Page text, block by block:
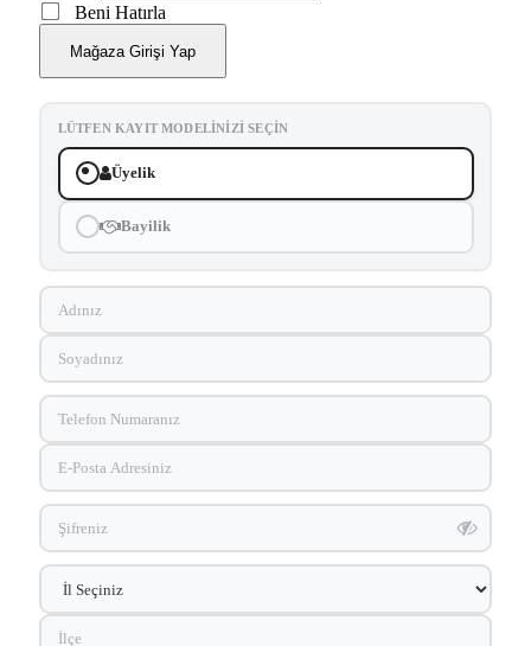
Beni Hatırla
Mağaza Girişi Yap
LÜTFEN KAYIT MODELINIZI SEÇIN
Üyelik
Bayilik